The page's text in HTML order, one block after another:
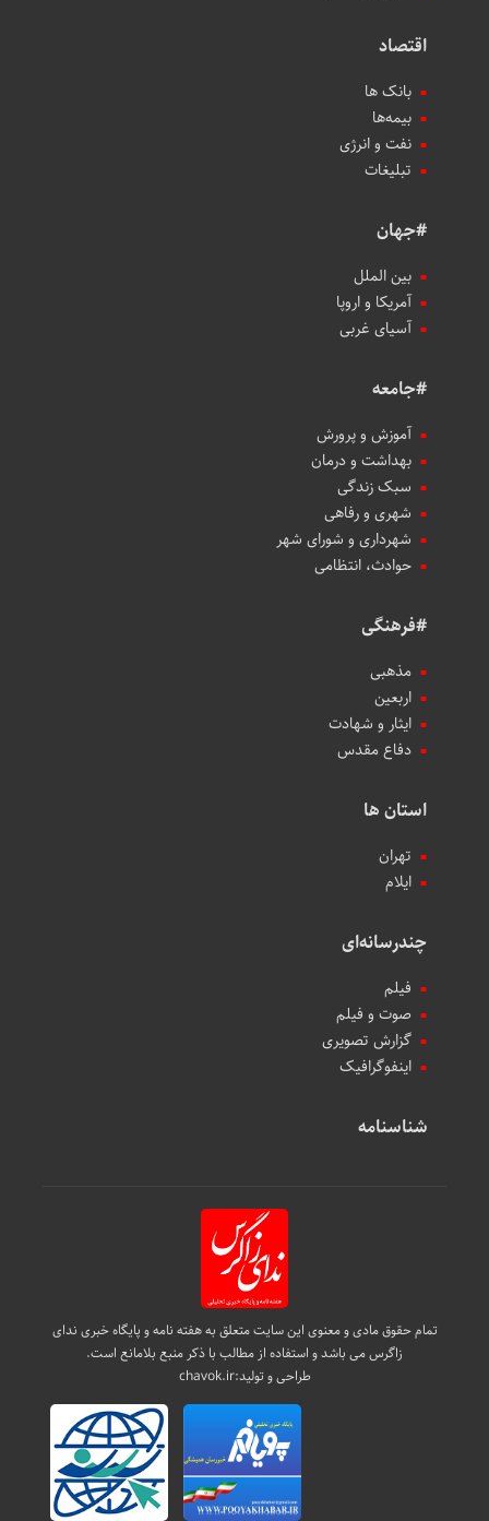
اقتصاد
بانک ها
بیمه‌ها
نفت و انرژی
تبلیغات
#جهان
بین الملل
آمریکا و اروپا
آسیای غربی
#جامعه
آموزش و پرورش
بهداشت و درمان
سبک زندگی
شهری و رفاهی
شهرداری و شورای شهر
حوادث، انتظامی
#فرهنگی
مذهبی
اربعین
ایثار و شهادت
دفاع مقدس
استان ها
تهران
ایلام
چندرسانه‌ای
فیلم
صوت و فیلم
گزارش تصویری
اینفوگرافیک
شناسنامه
تمام حقوق مادی و معنوی این سایت متعلق به هفته نامه و پایگاه خبری ندای
زاگرس می باشد و استفاده از مطالب با ذکر منبع بلامانع است.
طراحی و تولید:chavok.ir